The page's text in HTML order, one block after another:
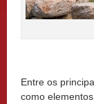
Entre os
como